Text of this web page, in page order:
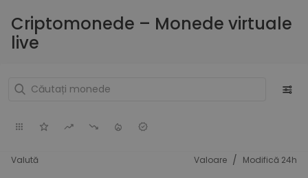
Criptomonede – Monede virtuale
live
Valută Valoare / Modifică 24h